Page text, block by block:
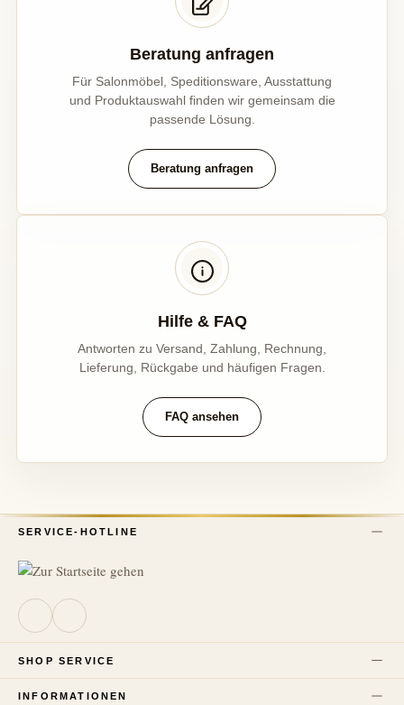
Beratung anfragen
Für Salonmöbel, Speditionsware, Ausstattung
und Produktauswahl finden wir gemeinsam die
passende Lösung.
Beratung anfragen
Hilfe & FAQ
Antworten zu Versand, Zahlung, Rechnung,
Lieferung, Rückgabe und häufigen Fragen.
FAQ ansehen
SERVICE-HOTLINE
SHOP SERVICE
INFORMATIONEN